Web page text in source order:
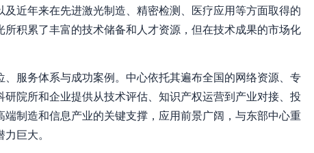
近年来在先进激光制造、精密检测、医疗应用等方面取得的
积累了丰富的技术储备和人才资源，但在技术成果的市场化
服务体系与成功案例。中心依托其遍布全国的网络资源、专
院所和企业提供从技术评估、知识产权运营到产业对接、投
制造和信息产业的关键支撑，应用前景广阔，与东部中心重
巨大。